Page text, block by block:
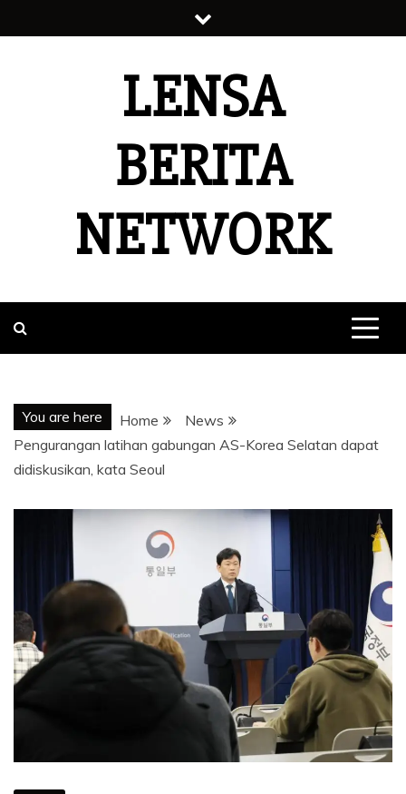
to
LENSA
BERITA
NETWORK
You are here Home
News
Pengurangan latihan gabungan AS-Korea Selatan dapat
didiskusikan, kata Seoul